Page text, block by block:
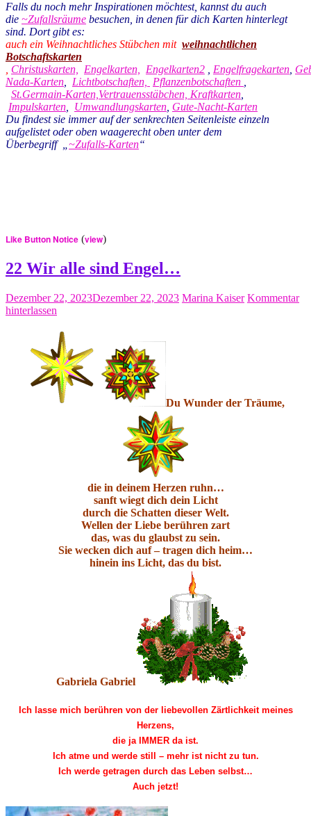
Falls du noch mehr Inspirationen möchtest, kannst du auch
die ~Zufallsräume besuchen, in denen für dich Karten hinterlegt
sind. Dort gibt es:
auch ein Weihnachtliches Stübchen mit weihnachtlichen
Botschaftskarten
, Christuskarten, Engelkarten, Engelkarten2 , Engelfragekarten,
Nada-Karten, Lichtbotschaften, Pflanzenbotschaften ,
St.Germain-Karten,Vertrauensstäbchen, Kraftkarten,
Impulskarten, Umwandlungskarten, Gute-Nacht-Karten
Du findest sie immer auf der senkrechten Seitenleiste einzeln
aufgelistet oder oben waagerecht oben unter dem
Überbegriff „~Zufalls-Karten“
Like Button Notice (view)
22 Wir alle sind Engel…
Dezember 22, 2023Dezember 22, 2023 Marina Kaiser Kommentar
hinterlassen
Du Wunder der Träume,
die in deinem Herzen ruhn…
sanft wiegt dich dein Licht
durch die Schatten dieser Welt.
Wellen der Liebe berühren zart
das, was du glaubst zu sein.
Sie wecken dich auf – tragen dich heim…
hinein ins Licht, das du bist.
Gabriela Gabriel
Ich lasse mich berühren von der liebevollen Zärtlichkeit meines
Herzens,
die ja IMMER da ist.
Ich atme und werde still – mehr ist nicht zu tun.
Ich werde getragen durch das Leben selbst…
Auch jetzt!